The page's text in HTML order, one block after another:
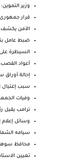
وزير
قرار جمهورى
الأمن يكشف
ضبط عامل
السيطرة
أعواد
إحالة
سبب إغتيال
وفيات الجمعة 21
ترامب يقيل
وسائل
سيامه
محافظ
تعيين